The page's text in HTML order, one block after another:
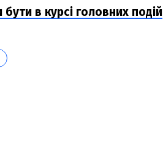
в курсі головних подій